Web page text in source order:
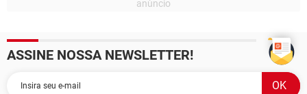
ASSINE NOSSA NEWSLETTER!